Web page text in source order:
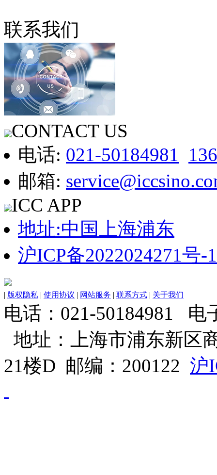
联系我们
CONTACT US
电话: 021-50184981
邮箱:
ICC APP
地址:中国上海浦东
沪ICP备2022024271号-1
| 版权隐私 | 使用协议 | 网站服务 | 联系方式 | 关于我们
电话：021-50184981 电
地址：上海市浦东新区
21楼D 邮编：200122 沪